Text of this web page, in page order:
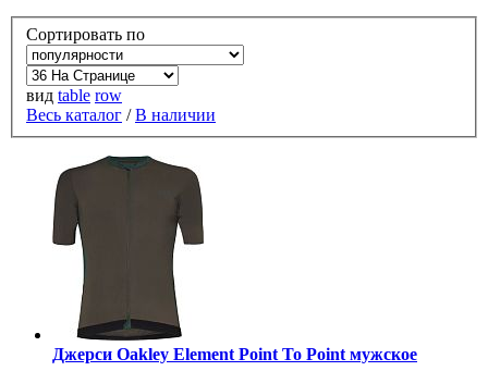
Сортировать по
вид table row
Весь каталог /В наличии
Джерси Oakley Element Point To Point мужское